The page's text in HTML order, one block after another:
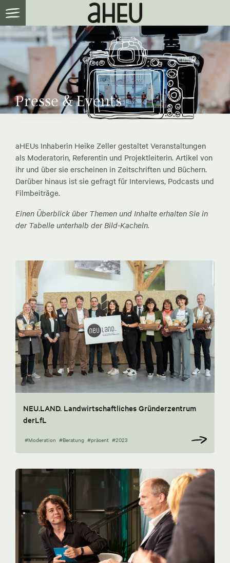
Presse & Events
aHEUs Inhaberin Heike Zeller gestaltet Veranstaltungen
als Moderatorin, Referentin und Projektleiterin. Artikel von
ihr und über sie erscheinen in Zeitschriften und Büchern.
Darüber hinaus ist sie gefragt für Interviews, Podcasts und
Filmbeiträge.
Einen Überblick über Themen und Inhalte erhalten Sie in
der Tabelle unterhalb der Bild-Kacheln.
NEU.LAND. Landwirtschaftliches Gründerzentrum
derLfL
#Moderation #Beratung #präsent #2023